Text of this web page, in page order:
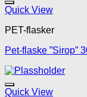
Quick View
PET-flasker
Pet-flaske ”Sirop”
Quick View